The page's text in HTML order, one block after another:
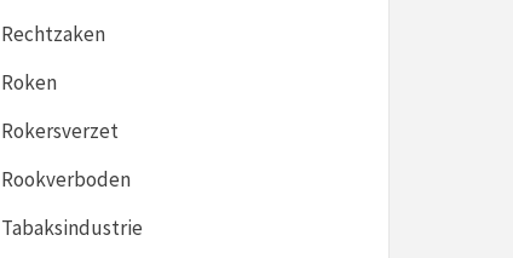
Rechtzaken
Roken
Rokersverzet
Rookverboden
Tabaksindustrie